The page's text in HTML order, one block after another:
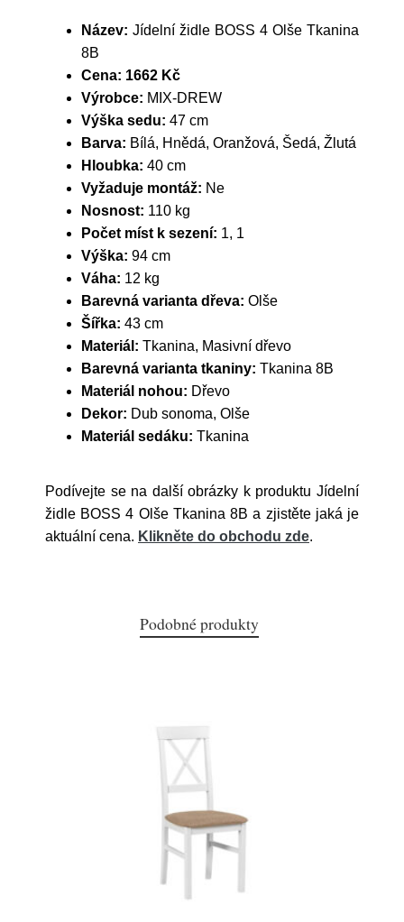
Název: Jídelní židle BOSS 4 Olše Tkanina
8B
Cena: 1662 Kč
Výrobce: MIX-DREW
Výška sedu: 47 cm
Barva: Bílá, Hnědá, Oranžová, Šedá, Žlutá
Hloubka: 40 cm
Vyžaduje montáž: Ne
Nosnost: 110 kg
Počet míst k sezení: 1, 1
Výška: 94 cm
Váha: 12 kg
Barevná varianta dřeva: Olše
Šířka: 43 cm
Materiál: Tkanina, Masivní dřevo
Barevná varianta tkaniny: Tkanina 8B
Materiál nohou: Dřevo
Dekor: Dub sonoma, Olše
Materiál sedáku: Tkanina
Podívejte se na další obrázky k produktu Jídelní
židle BOSS 4 Olše Tkanina 8B a zjistěte jaká je
aktuální cena. Klikněte do obchodu zde.
Podobné produkty